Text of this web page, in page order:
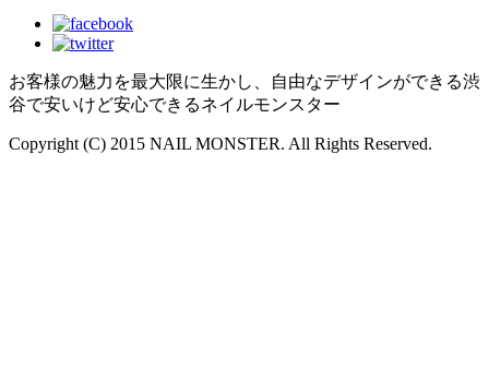
お客様の魅力を最大限に生かし、自由なデザインができる渋
谷で安いけど安心できるネイルモンスター
Copyright (C) 2015 NAIL MONSTER. All Rights Reserved.